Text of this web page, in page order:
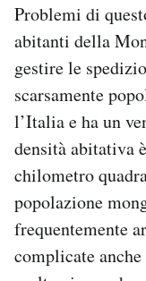
Problemi di
abitanti della
gestire le
scarsamente
l’Italia e ha un
densità abitativa
chilometro
popolazione
frequentemente
complicate